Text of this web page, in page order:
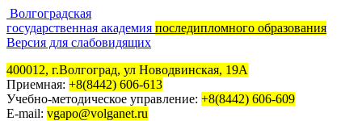
Волгоградская
государственная академия последипломного образования
Версия для слабовидящих
400012, г.Волгоград, ул Новодвинская, 19А
Приемная: +8(8442) 606-613
Учебно-методическое управление: +8(8442) 606-609
E-mail: vgapo@volganet.ru